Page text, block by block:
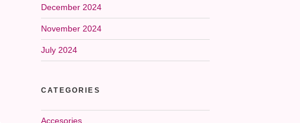
December 2024
November 2024
July 2024
CATEGORIES
Accesories